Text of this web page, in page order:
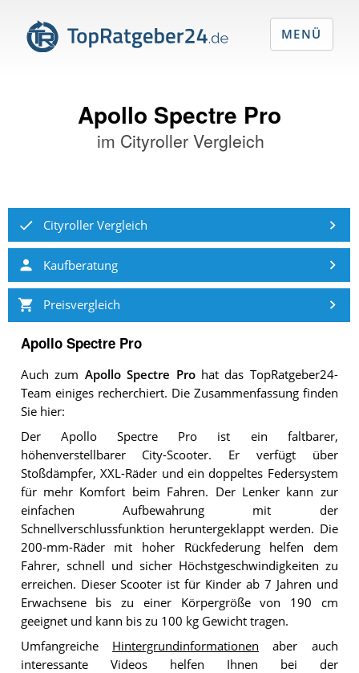
Apollo Spectre Pro
im Cityroller Vergleich
Cityroller Vergleich
Kaufberatung
Preisvergleich
Apollo Spectre Pro
Auch zum Apollo Spectre Prohat das TopRatgeber24-
Team einiges recherchiert. Die Zusammenfassung finden
Sie hier:
Der Apollo Spectre Pro ist ein faltbarer,
höhenverstellbarer City-Scooter. Er verfügt über
Stoßdämpfer, XXL-Räder und ein doppeltes Federsystem
für mehr Komfort beim Fahren. Der Lenker kann zur
einfachen Aufbewahrung mit der
Schnellverschlussfunktion heruntergeklappt werden. Die
200-mm-Räder mit hoher Rückfederung helfen dem
Fahrer, schnell und sicher Höchstgeschwindigkeiten zu
erreichen. Dieser Scooter ist für Kinder ab 7 Jahren und
Erwachsene bis zu einer Körpergröße von 190 cm
geeignet und kann bis zu 100 kg Gewicht tragen.
Umfangreiche Hintergrundinformationen aber auch
interessante Videos helfen Ihnen bei der
MENÜ